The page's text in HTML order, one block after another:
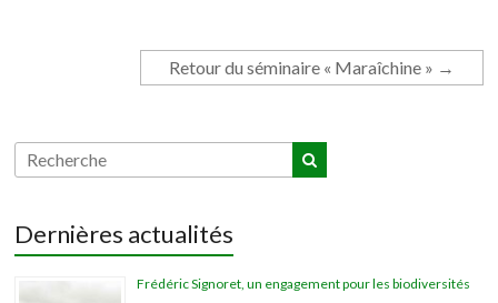
Retour du séminaire « Maraîchine » →
Dernières actualités
Frédéric Signoret, un engagement pour les biodiversités